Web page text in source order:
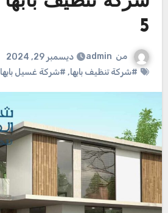
5
من admin
ديسمبر 29, 2024
#شركة تنظيف بابها, #شركة غسيل بابها